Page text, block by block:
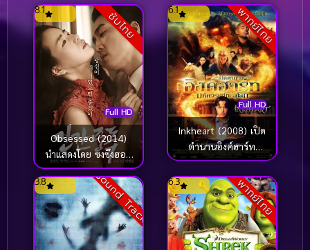
ซับไทย
Full HD
8.1
Obsessed (2014)
นำแสดงโดย ซงซึงฮอน
[ซับไทย]
พากย์ไทย
Full HD
6.1
Inkheart (2008) เปิด
ตำนานอิงค์ฮาร์ท
มหัศจรรย์ทะลุโลก
Sound Track
3.8 พากย์ไทย
6.3